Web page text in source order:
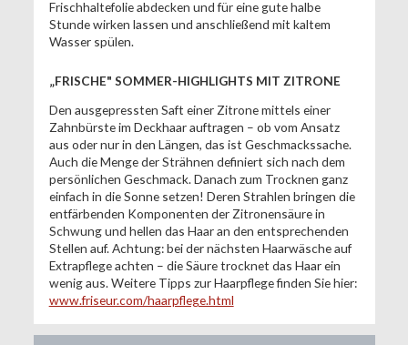
Frischhaltefolie abdecken und für eine gute halbe
Stunde wirken lassen und anschließend mit kaltem
Wasser spülen.
„FRISCHE" SOMMER-HIGHLIGHTS MIT ZITRONE
Den ausgepressten Saft einer Zitrone mittels einer
Zahnbürste im Deckhaar auftragen – ob vom Ansatz
aus oder nur in den Längen, das ist Geschmackssache.
Auch die Menge der Strähnen definiert sich nach dem
persönlichen Geschmack. Danach zum Trocknen ganz
einfach in die Sonne setzen! Deren Strahlen bringen die
entfärbenden Komponenten der Zitronensäure in
Schwung und hellen das Haar an den entsprechenden
Stellen auf. Achtung: bei der nächsten Haarwäsche auf
Extrapflege achten – die Säure trocknet das Haar ein
wenig aus. Weitere Tipps zur Haarpflege finden Sie hier:
www.friseur.com/haarpflege.html